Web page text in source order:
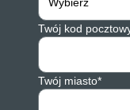
Twój kod
Twój miasto*